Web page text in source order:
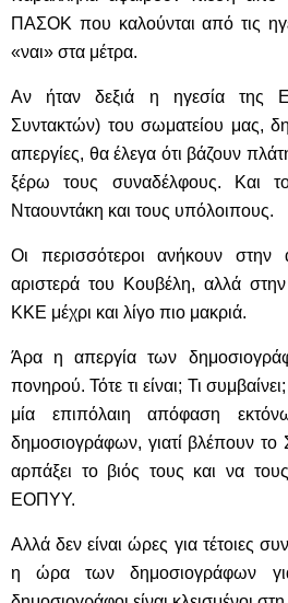
ΠΑΣΟΚ που καλούνται από τις
«ναι» στα μέτρα.
Αν ήταν δεξιά η ηγεσία
Συντακτών) του σωματείου μας,
απεργίες, θα έλεγα ότι βάζουν
ξέρω τους συναδέλφους. Και
Νταουντάκη και τους υπόλοιπους.
Οι περισσότεροι ανήκουν στην
αριστερά του Κουβέλη, αλλά
ΚΚΕ μέχρι και λίγο πιο μακριά.
Άρα η απεργία των
πονηρού. Τότε τι είναι; Τι
μία επιπόλαιη απόφαση
δημοσιογράφων, γιατί βλέπουν το
αρπάξει το βιός τους και να
ΕΟΠΥΥ.
Αλλά δεν είναι ώρες για τέτοιες
η ώρα των δημοσιογράφων